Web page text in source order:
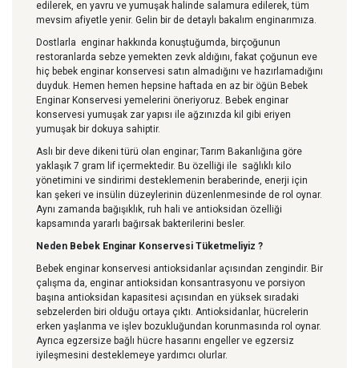
edilerek, en yavru ve yumuşak halinde salamura edilerek, tüm
mevsim afiyetle yenir. Gelin bir de detaylı bakalım enginarımıza.
Dostlarla enginar hakkında konuştuğumda, birçoğunun
restoranlarda sebze yemekten zevk aldığını, fakat çoğunun eve
hiç bebek enginar konservesi satın almadığını ve hazırlamadığını
duyduk. Hemen hemen hepsine haftada en az bir öğün Bebek
Enginar Konservesi yemelerini öneriyoruz. Bebek enginar
konservesi yumuşak zar yapısı ile ağzınızda kil gibi eriyen
yumuşak bir dokuya sahiptir.
Aslı bir deve dikeni türü olan enginar; Tarım Bakanlığına göre
yaklaşık 7 gram lif içermektedir. Bu özelliği ile sağlıklı kilo
yönetimini ve sindirimi desteklemenin beraberinde, enerji için
kan şekeri ve insülin düzeylerinin düzenlenmesinde de rol oynar.
Aynı zamanda bağışıklık, ruh hali ve antioksidan özelliği
kapsamında yararlı bağırsak bakterilerini besler.
Neden Bebek Enginar Konservesi Tüketmeliyiz ?
Bebek enginar konservesi antioksidanlar açısından zengindir. Bir
çalışma da, enginar antioksidan konsantrasyonu ve porsiyon
başına antioksidan kapasitesi açısından en yüksek sıradaki
sebzelerden biri olduğu ortaya çıktı. Antioksidanlar, hücrelerin
erken yaşlanma ve işlev bozukluğundan korunmasında rol oynar.
Ayrıca egzersize bağlı hücre hasarını engeller ve egzersiz
iyileşmesini desteklemeye yardımcı olurlar.